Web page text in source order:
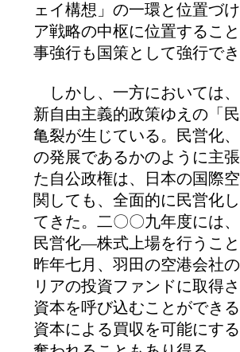
ェイ構想」の一環と位置づ
ア戦略の中枢に位置するこ
事強行も国策として強行で
しかし、一方においては
新自由主義的政策ゆえの「
亀裂が生じている。民営化
の発展であるかのように主
た自公政権は、日本の国際
関しても、全面的に民営化
てきた。二〇〇九年度には
民営化―株式上場を行うこ
昨年七月、羽田の空港会社
リアの投資ファンドに取得
資本を呼び込むことができ
資本による買収を可能にす